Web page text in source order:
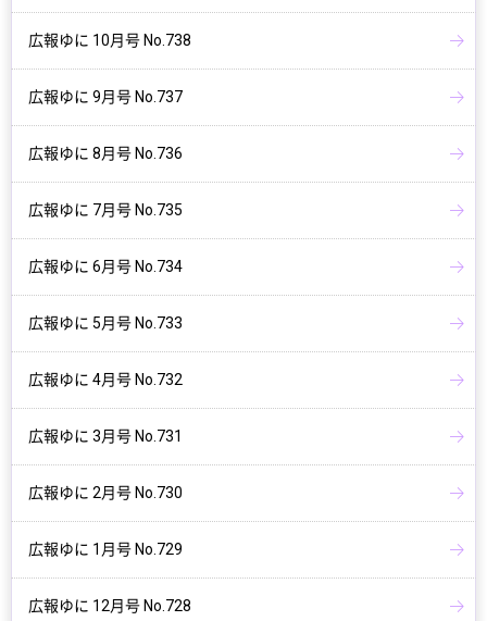
広報ゆに 10月号 No.738
広報ゆに 9月号 No.737
広報ゆに 8月号 No.736
広報ゆに 7月号 No.735
広報ゆに 6月号 No.734
広報ゆに 5月号 No.733
広報ゆに 4月号 No.732
広報ゆに 3月号 No.731
広報ゆに 2月号 No.730
広報ゆに 1月号 No.729
広報ゆに 12月号 No.728